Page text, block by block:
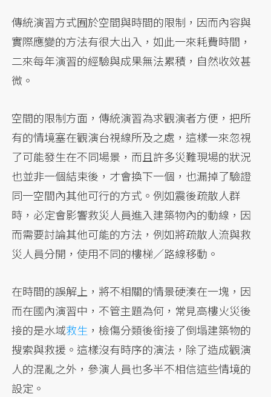
傳統演習方式囿於空間與時間的限制，因而內容與
實際應變的方法有很大出入，如此一來耗費時間，
二來每年演習的經驗與成果無法累積，自然收效甚
微。
空間的限制方面，傳統演習為求觀演者方便，把所
有的情境塞在觀演台視線所及之處，這樣一來忽視
了可能發生在不同場景，而且許多災難現場的狀況
也並非一個結束後，才會換下一個，也漏掉了驗證
同一空間內其他可行的方式。例如震後疏散人群
時，必定會影響救災人員進入建築物內的動線，因
而需要討論其他可能的方法，例如將疏散人流與救
災人員分開，使用不同的樓梯／路線移動。
在時間的誤解上，將不相關的情景硬湊在一塊，因
而在國內演習中，不管主題為何，常見高樓火災後
接的是水域救生 ，檢傷分類後銜接了倒塌建築物的
搜索與救援。這樣沒有時序的演法，除了造成觀演
人的混亂之外，參演人員也多半不相信這些情境的
設定。